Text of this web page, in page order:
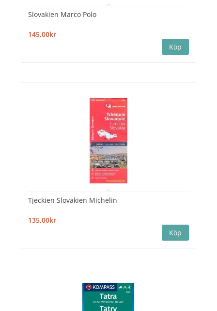
Slovakien Marco Polo
145,00kr
Tjeckien Slovakien Michelin
135,00kr